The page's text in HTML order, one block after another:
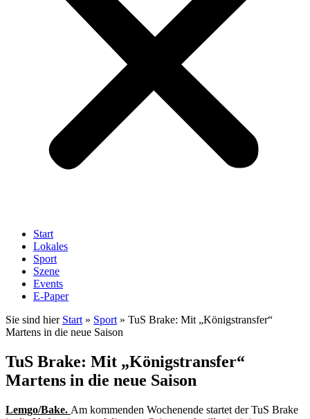
Start
Lokales
Sport
Szene
Events
E-Paper
Sie sind hier Start » Sport » TuS Brake: Mit „Königstransfer“
Martens in die neue Saison
TuS Brake: Mit „Königstransfer“
Martens in die neue Saison
Lemgo/Bake. Am kommenden Wochenende startet der TuS Brake